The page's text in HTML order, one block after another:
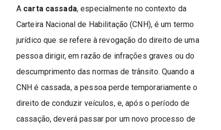
A carta cassada, especialmente no contexto da
Carteira Nacional de Habilitação (CNH), é um termo
jurídico que se refere à revogação do direito de uma
pessoa dirigir, em razão de infrações graves ou do
descumprimento das normas de trânsito. Quando a
CNH é cassada, a pessoa perde temporariamente o
direito de conduzir veículos, e, após o período de
cassação, deverá passar por um novo processo de